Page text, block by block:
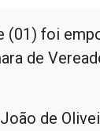
(01) foi
de
de